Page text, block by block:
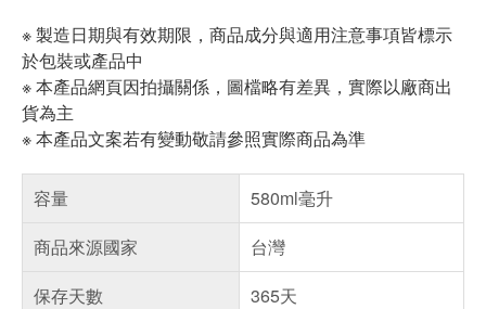
※ 製造日期與有效期限，商品成分與適用注意事項皆標示
於包裝或產品中
※ 本產品網頁因拍攝關係，圖檔略有差異，實際以廠商出
貨為主
※ 本產品文案若有變動敬請參照實際商品為準
容量
580ml毫升
商品來源國家
台灣
保存天數
365天